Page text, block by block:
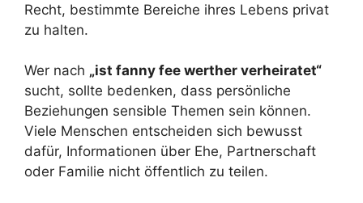
Recht, bestimmte Bereiche ihres Lebens privat
zu halten.
Wer nach „ist fanny fee werther verheiratet“
sucht, sollte bedenken, dass persönliche
Beziehungen sensible Themen sein können.
Viele Menschen entscheiden sich bewusst
dafür, Informationen über Ehe, Partnerschaft
oder Familie nicht öffentlich zu teilen.